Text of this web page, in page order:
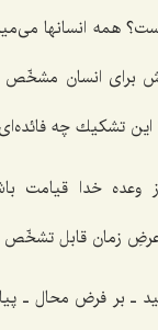
همه انسانها
براى انسان مشخّص
تشكیك چه فائده‌اى
وعده خدا قیامت
زمان قابل
ـ بر فرض محال ـ